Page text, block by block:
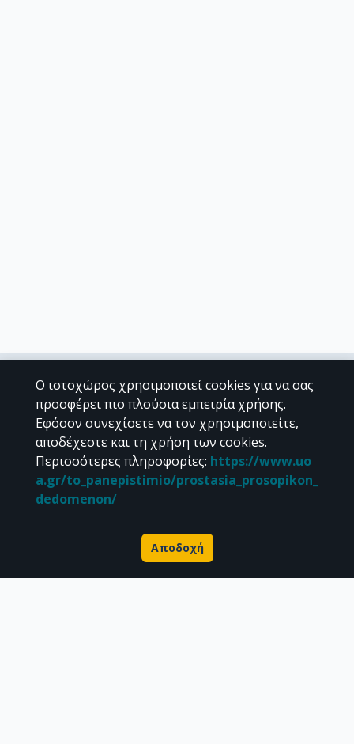
Διεύθυνση Βιβλιοθήκης & Κέντρου Πληροφόρησης
Βιβλιοθήκες Σχολών του ΕΚΠΑ
Υπολογιστικό Κέντρο Βιβλιοθηκών
Επικοινωνία / Helpdesk
Ο ιστοχώρος χρησιμοποιεί cookies για να σας
προσφέρει πιο πλούσια εμπειρία χρήσης.
Εφόσον συνεχίσετε να τον χρησιμοποιείτε,
αποδέχεστε και τη χρήση των cookies.
Περισσότερες πληροφορίες: https://www.uo
a.gr/to_panepistimio/prostasia_prosopikon_
dedomenon/
Αποδοχή